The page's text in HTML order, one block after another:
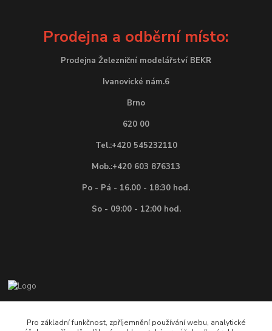
Prodejna a odběrní místo:
Prodejna Železniční modelářství BEKR
Ivanovické nám.6
Brno
620 00
Tel.:+420 545232110
Mob.:+420 603 876313
Po - Pá - 16.00 - 18:30 hod.
So - 09:00 - 12:00 hod.
Pro základní funkčnost, zpříjemnění používání webu, analytické